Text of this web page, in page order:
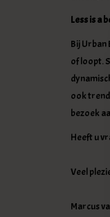
Less is a
Bij Urban
of loopt.
ook
bezoek
Heeft u
Veel
Marcus